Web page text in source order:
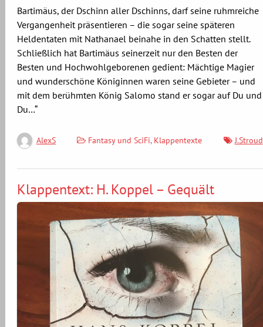
Bartimäus, der Dschinn aller Dschinns, darf seine ruhmreiche
Vergangenheit präsentieren – die sogar seine späteren
Heldentaten mit Nathanael beinahe in den Schatten stellt.
Schließlich hat Bartimäus seinerzeit nur den Besten der
Besten und Hochwohlgeborenen gedient: Mächtige Magier
und wunderschöne Königinnen waren seine Gebieter – und
mit dem berühmten König Salomo stand er sogar auf Du und
Du…“
AlexS Fantasy und SciFi, Klappentexte J.Stroud
Klappentext: H. Koppel – Gequält